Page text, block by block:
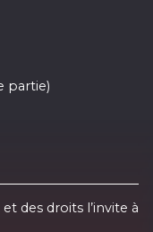
partie)
des droits l’invite à